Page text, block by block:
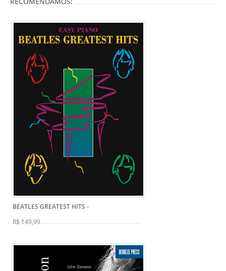
BEATLES GREATEST HITS -
R$ 149,99